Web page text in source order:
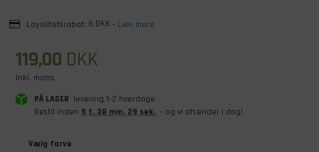
Loyalitetsrabat: 6 DKK - Læs mere
119,00 DKK
Inkl. moms
PÅ LAGER levering 1-2 hverdage
Bestil inden 9 t. 38 min. 28 sek. – og vi afsender i dag!
Vælg farve